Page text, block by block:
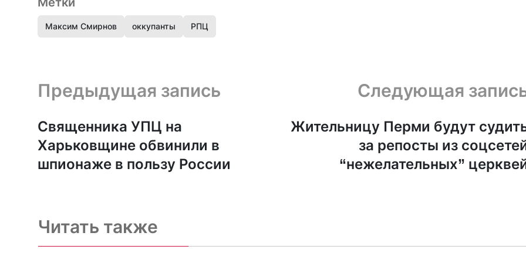
Максим Смирнов оккупанты РПЦ
Предыдущая запись и следующая запись
Предыдущая запись
Священника УПЦ на
Харьковщине обвинили в
шпионаже в пользу России
Следующая
Жительницу Перми будут
за репосты из
“нежелательных”
Читать также